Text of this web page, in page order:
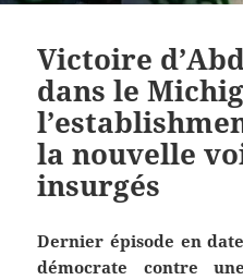
Victoire
dans le
la nouvelle
insurgés
Dernier épisode en
démocrate contre